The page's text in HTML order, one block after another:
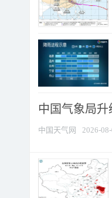
中国气象局
中国天气网 2026-